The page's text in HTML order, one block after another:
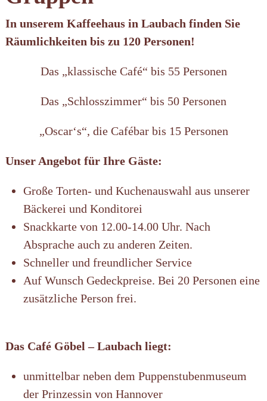
In unserem Kaffeehaus in Laubach finden Sie
Räumlichkeiten bis zu 120 Personen!
Das „klassische Café“ bis 55 Personen
Das „Schlosszimmer“ bis 50 Personen
„Oscar‘s“, die Cafébar bis 15 Personen
Unser Angebot für Ihre Gäste:
Große Torten- und Kuchenauswahl aus unserer
Bäckerei und Konditorei
Snackkarte von 12.00-14.00 Uhr. Nach
Absprache auch zu anderen Zeiten.
Schneller und freundlicher Service
Auf Wunsch Gedeckpreise. Bei 20 Personen eine
zusätzliche Person frei.
Das Café Göbel – Laubach liegt:
unmittelbar neben dem Puppenstubenmuseum
der Prinzessin von Hannover